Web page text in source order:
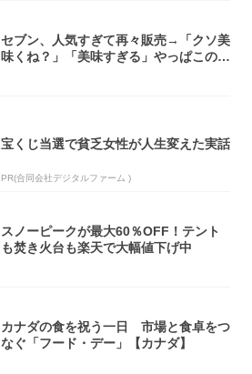
セブン、人気すぎて再々販売→「クソ美
味くね？」「美味すぎる」やっぱこのク
宝くじ当選で貧乏女性が人生変えた実話
PR(合同会社デジタルファーム )
スノーピークが最大60％OFF！テント
も焚き火台も楽天で大幅値下げ中
カナダの食を祝う一日 市場と食卓をつ
なぐ「フード・デー」【カナダ】